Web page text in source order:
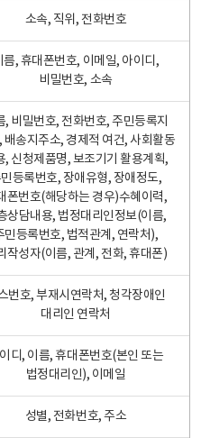
소속, 직위, 전화번호
름, 휴대폰번호, 이메일, 아이디,
비밀번호, 소속
, 비밀번호, 전화번호, 주민등록지
배송지주소, 경제적 여건, 사회활동
, 신청제품명, 보조기기 활용계획,
등록번호, 장애유형, 장애정도,
폰번호(해당하는 경우)수혜이력,
상담내용, 법정대리인정보(이름,
민등록번호, 법적관계, 연락처),
작성자(이름, 관계, 전화, 휴대폰)
번호, 부재시연락처, 청각장애인
대리인 연락처
디, 이름, 휴대폰번호(본인 또는
법정대리인), 이메일
성별, 전화번호, 주소